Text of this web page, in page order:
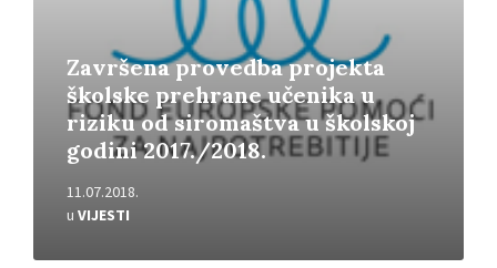
Završena provedba projekta
školske prehrane učenika u
riziku od siromaštva u školskoj
godini 2017./2018.
11.07.2018.
u VIJESTI